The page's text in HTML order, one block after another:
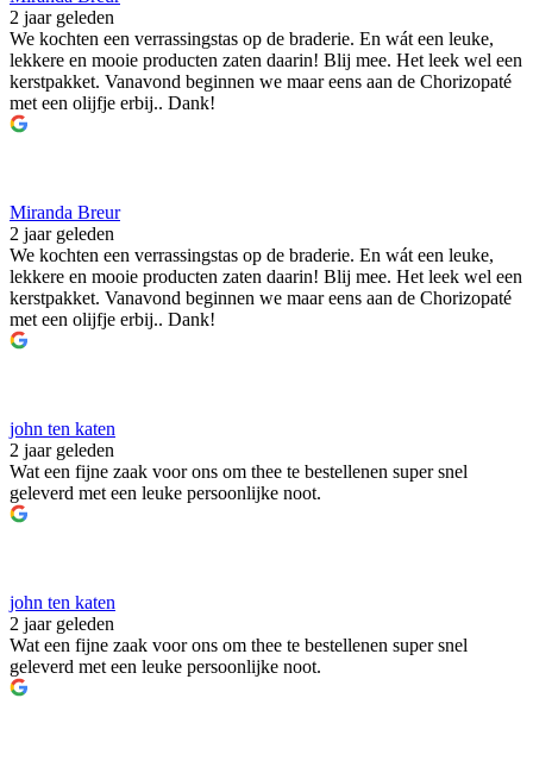
2 jaar geleden
We kochten een verrassingstas op de braderie. En wát een leuke,
lekkere en mooie producten zaten daarin! Blij mee. Het leek wel een
kerstpakket. Vanavond beginnen we maar eens aan de Chorizopaté
met een olijfje erbij.. Dank!
Miranda Breur
2 jaar geleden
We kochten een verrassingstas op de braderie. En wát een leuke,
lekkere en mooie producten zaten daarin! Blij mee. Het leek wel een
kerstpakket. Vanavond beginnen we maar eens aan de Chorizopaté
met een olijfje erbij.. Dank!
john ten katen
2 jaar geleden
Wat een fijne zaak voor ons om thee te bestellenen super snel
geleverd met een leuke persoonlijke noot.
john ten katen
2 jaar geleden
Wat een fijne zaak voor ons om thee te bestellenen super snel
geleverd met een leuke persoonlijke noot.